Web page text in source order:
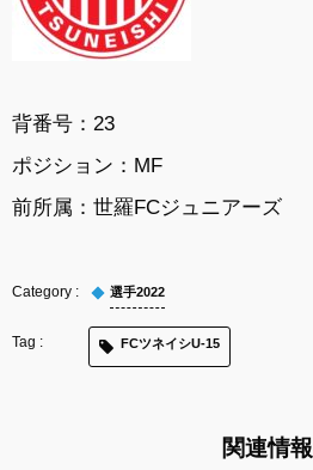
背番号：23
ポジション：MF
前所属：世羅FCジュニアーズ
選手2022
FCツネイシU-15
関連情報